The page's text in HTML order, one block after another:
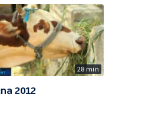
28 min
2012